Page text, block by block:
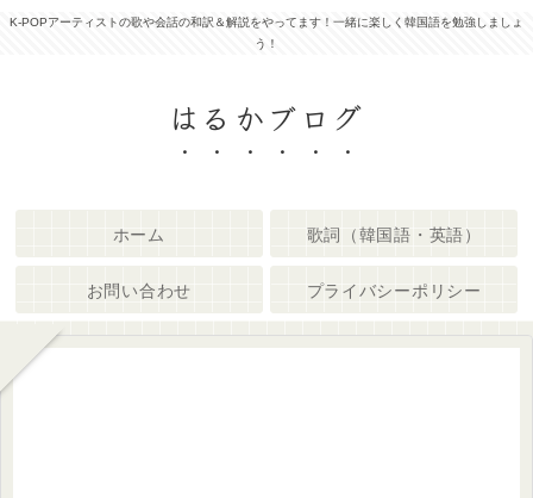
K-POPアーティストの歌や会話の和訳＆解説をやってます！一緒に楽しく韓国語を勉強しましょ
う！
はるかブログ
ホーム 歌詞（韓国語・英語）
お問い合わせ プライバシーポリシー